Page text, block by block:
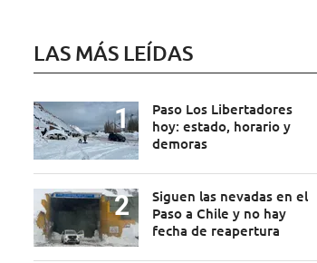
LAS MÁS LEÍDAS
Paso Los Libertadores
hoy: estado, horario y
demoras
Siguen las nevadas en el
Paso a Chile y no hay
fecha de reapertura